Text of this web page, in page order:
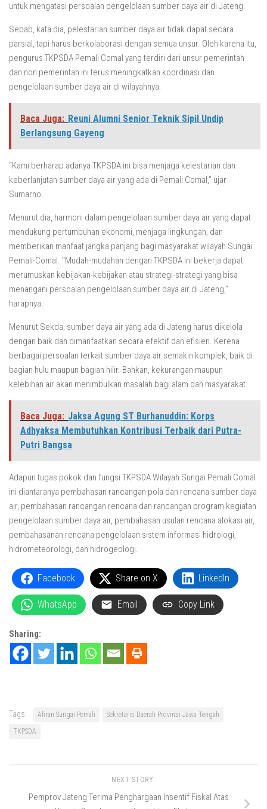
untuk mengatasi persoalan pengelolaan sumber daya air di Jateng.
Sebab, kata dia, pelestarian sumber daya air tidak dapat secara
parsial, tapi harus berkolaborasi dengan semua unsur. Oleh karena itu,
pengurus TKPSDA Pemali Comal yang terdiri dari unsur pemerintah
dan non pemerintah ini terus meningkatkan koordinasi dan
pengelolaan sumber daya air di wilayahnya.
Baca Juga: Reuni Alumni Senior Teknik Sipil Undip
Berlangsung Gayeng
“Kami berharap adanya TKPSDA ini bisa menjaga kelestarian dan
keberlanjutan sumber daya air yang ada di Pemali Comal,” ujar
Sumarno.
Menurut dia, harmoni dalam pengelolaan sumber daya air yang dapat
mendukung pertumbuhan ekonomi, menjaga lingkungan, dan
memberikan manfaat jangka panjang bagi masyarakat wilayah Sungai
Pemali-Comal. “Mudah-mudahan dengan TKPSDA ini bekerja dapat
merumuskan kebijakan-kebijakan atau strategi-strategi yang bisa
menangani persoalan pengelolaan sumber daya air di Jateng,”
harapnya.
Menurut Sekda, sumber daya air yang ada di Jateng harus dikelola
dengan baik dan dimanfaatkan secara efektif dan efisien. Kerena
berbagai persoalan terkait sumber daya air semakin komplek, baik di
bagian hulu maupun bagian hilir. Bahkan, kekurangan maupun
kelebihan air akan menimbulkan masalah bagi alam dan masyarakat.
Baca Juga: Jaksa Agung ST Burhanuddin: Korps
Adhyaksa Membutuhkan Kontribusi Terbaik dari Putra-
Putri Bangsa
Adapun tugas pokok dan fungsi TKPSDA Wilayah Sungai Pemali Comal
ini diantaranya pembahasan rancangan pola dan rencana sumber daya
air, pembahasan rancangan rencana dan rancangan program kegiatan
pengelolaan sumber daya air, pembahasan usulan rencana alokasi air,
pembahasanan rencana pengelolaan sistem informasi hidrologi,
hidrometeorologi, dan hidrogeologi.
Facebook Share on X LinkedIn
WhatsApp Email Copy Link
Sharing:
Tags: Aliran Sungai Pemali
Sekretaris Daerah Provinsi Jawa Tengah
TKPSDA
NEXT STORY
Pemprov Jateng Terima Penghargaan Insentif Fiskal Atas